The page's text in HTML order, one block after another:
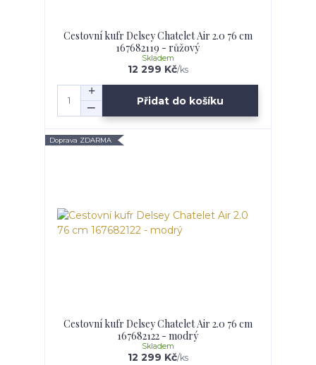
Cestovní kufr Delsey Chatelet Air 2.0 76 cm
167682119 - růžový
12 299 Kč/ks
Skladem
Přidat do košíku
Doprava ZDARMA
Cestovní kufr Delsey Chatelet Air 2.0 76 cm
167682122 - modrý
12 299 Kč/ks
Skladem